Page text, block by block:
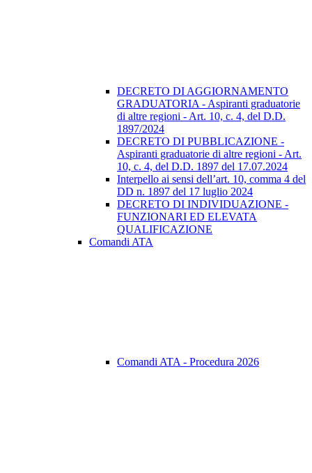
DECRETO DI AGGIORNAMENTO
GRADUATORIA - Aspiranti graduatorie
di altre regioni - Art. 10, c. 4, del D.D.
1897/2024
DECRETO DI PUBBLICAZIONE -
Aspiranti graduatorie di altre regioni - Art.
10, c. 4, del D.D. 1897 del 17.07.2024
Interpello ai sensi dell’art. 10, comma 4 del
DD n. 1897 del 17 luglio 2024
DECRETO DI INDIVIDUAZIONE -
FUNZIONARI ED ELEVATA
QUALIFICAZIONE
Comandi ATA
Comandi ATA - Procedura 2026